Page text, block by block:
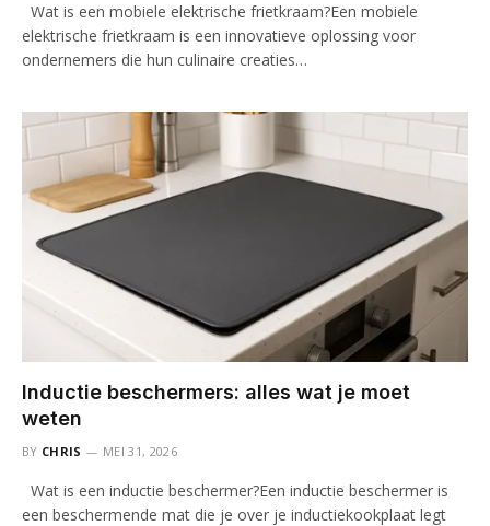
Wat is een mobiele elektrische frietkraam?Een mobiele
elektrische frietkraam is een innovatieve oplossing voor
ondernemers die hun culinaire creaties…
Inductie beschermers: alles wat je moet
weten
BY CHRIS MEI 31, 2026
Wat is een inductie beschermer?Een inductie beschermer is
een beschermende mat die je over je inductiekookplaat legt